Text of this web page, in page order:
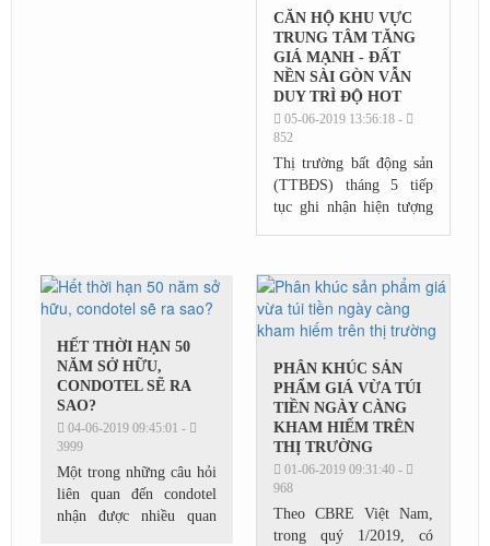
CĂN HỘ KHU VỰC
TRUNG TÂM TĂNG
GIÁ MẠNH - ĐẤT
NỀN SÀI GÒN VẪN
DUY TRÌ ĐỘ HOT
05-06-2019 13:56:18 -
852
Thị trường bất động sản
(TTBĐS) tháng 5 tiếp
tục ghi nhận hiện tượng
Trên thị trường thứ cấp,
căn hộ cao...
HẾT THỜI HẠN 50
NĂM SỞ HỮU,
CONDOTEL SẼ RA
SAO?
04-06-2019 09:45:01 -
3999
Một trong những câu hỏi
liên quan đến condotel
nhận được nhiều quan
PHÂN KHÚC SẢN
PHẨM GIÁ VỪA TÚI
TIỀN NGÀY CÀNG
KHAM HIẾM TRÊN
THỊ TRƯỜNG
01-06-2019 09:31:40 -
968
Theo CBRE Việt Nam,
trong quý 1/2019, có